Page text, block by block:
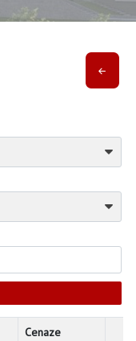
Cenaze